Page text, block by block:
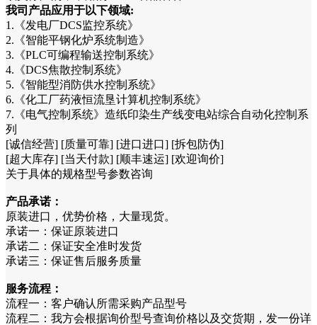
我司产品应用于以下领域:
1.《发电厂DCS监控系统》
2.《智能平钢化炉系统制造》
3.《PLC可编程输送控制系统》
4.《DCS焦散控制系统》
5.《智能型消防供水控制系统》
6.《化工厂药液恒流垦计算机控制系统》
7.《电气控制系统》造纸印染生产线变电站综合自动化控制系
列
[诚信经营] [质量可靠] [进口进口] [拆包防伪]
[超大库存] [当天付款] [顺丰速运] [欢迎询价]
关于具体的规格型号参数咨询
产品承诺：
原装进口，优势价格，大量现货。
承诺一：保证原装进口
承诺二：保证安全准时发货
承诺三：保证售后服务质量
服务流程：
流程一：客户确认所需采购产品型号
流程二：我方会根据询价型号查询价格以及交货期，发一份详